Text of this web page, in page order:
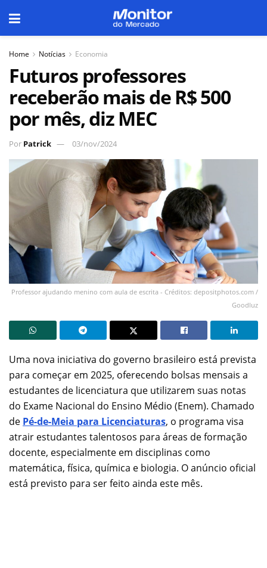
Home Notícias Economia
Futuros professores
receberão mais de R$ 500
por mês, diz MEC
Por Patrick 03/nov/2024
Professor ajudando menino com aula de escrita - Créditos: depositphotos.com /
Goodluz
Uma nova iniciativa do governo brasileiro está prevista
para começar em 2025, oferecendo bolsas mensais a
estudantes de licenciatura que utilizarem suas notas
do Exame Nacional do Ensino Médio (Enem). Chamado
de Pé-de-Meia para Licenciaturas, o programa visa
atrair estudantes talentosos para áreas de formação
docente, especialmente em disciplinas como
matemática, física, química e biologia. O anúncio oficial
está previsto para ser feito ainda este mês.